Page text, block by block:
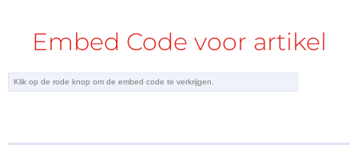
Embed Code voor artikel